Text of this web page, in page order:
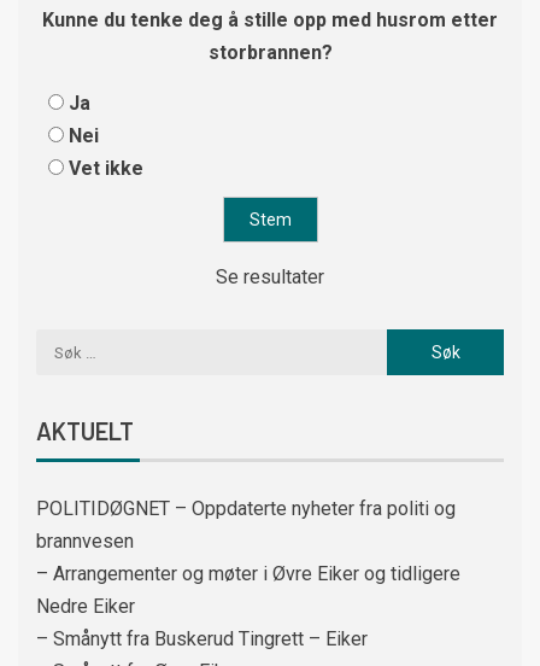
Kunne du tenke deg å stille opp med husrom etter
storbrannen?
Ja
Nei
Vet ikke
Se resultater
AKTUELT
POLITIDØGNET – Oppdaterte nyheter fra politi og
brannvesen
– Arrangementer og møter i Øvre Eiker og tidligere
Nedre Eiker
– Smånytt fra Buskerud Tingrett – Eiker